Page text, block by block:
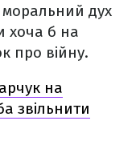
дух
хоча б на
про війну.
на
звільнити